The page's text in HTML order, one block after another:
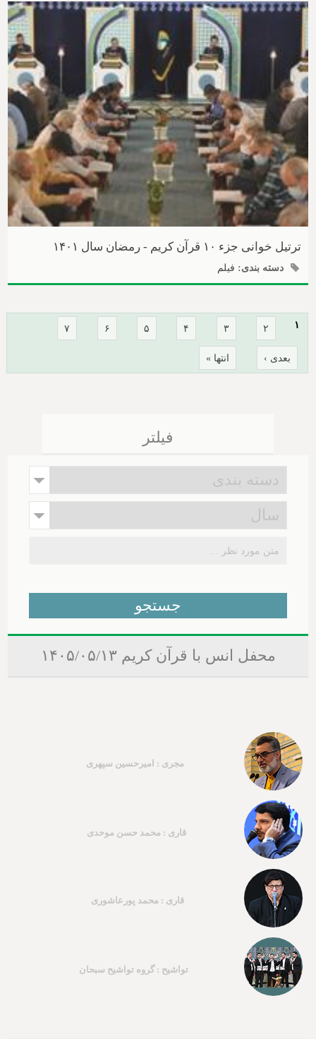
ترتیل خوانی جزء ۱۰ قرآن کریم - رمضان سال ۱۴۰۱
دسته بندی: فیلم
صفحه‌ها
۱ ۲ ۳ ۴ ۵ ۶ ۷
بعدی › انتها »
فیلتر
محفل انس با قرآن کریم ۱۴۰۵/۰۵/۱۳
مجری : امیرحسین سپهری
قاری : محمد حسن موحدی
قاری : محمد پورعاشوری
تواشیح : گروه تواشیح سبحان